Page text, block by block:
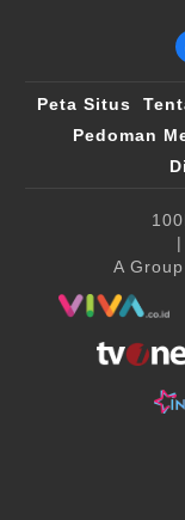
Peta Situs
Pedoman
A